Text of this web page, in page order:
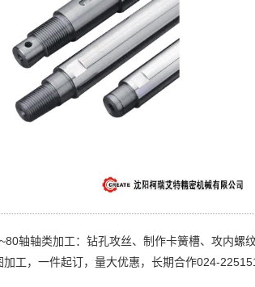
轴轴类加工：钻孔攻丝、制作卡簧槽、攻内
工，一件起订，量大优惠，长期合作024-